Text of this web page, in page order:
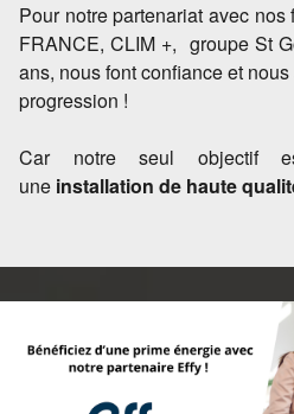
Pour notre partenariat avec
FRANCE, CLIM +, groupe St
ans, nous font confiance et
progression !
Car notre seul objectif
une installation de haute